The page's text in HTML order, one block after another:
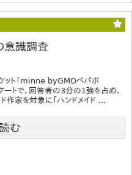
意識調査
ット「minne byGMOペパボ
ートで、回答者の3分の1強を占め、
作家を対象に「ハンドメイド ...
む